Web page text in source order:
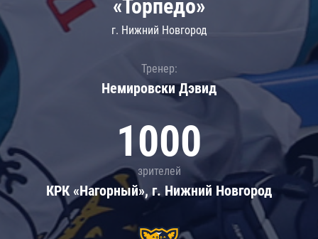
«Торпедо»
г. Нижний Новгород
Тренер:
Немировски Дэвид
1000
зрителей
КРК «Нагорный», г. Нижний Новгород